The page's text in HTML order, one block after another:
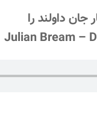
جان داولند را
Julian Bream –